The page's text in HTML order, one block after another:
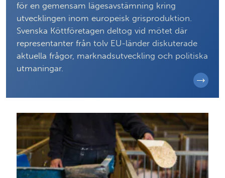
för en gemensam lägesavstämning kring
utvecklingen inom europeisk grisproduktion.
Svenska Köttföretagen deltog vid mötet där
representanter från tolv EU-länder diskuterade
aktuella frågor, marknadsutveckling och politiska
utmaningar.